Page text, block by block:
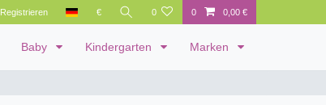
Registrieren € 0 0 0,00 €
Baby Kindergarten Marken